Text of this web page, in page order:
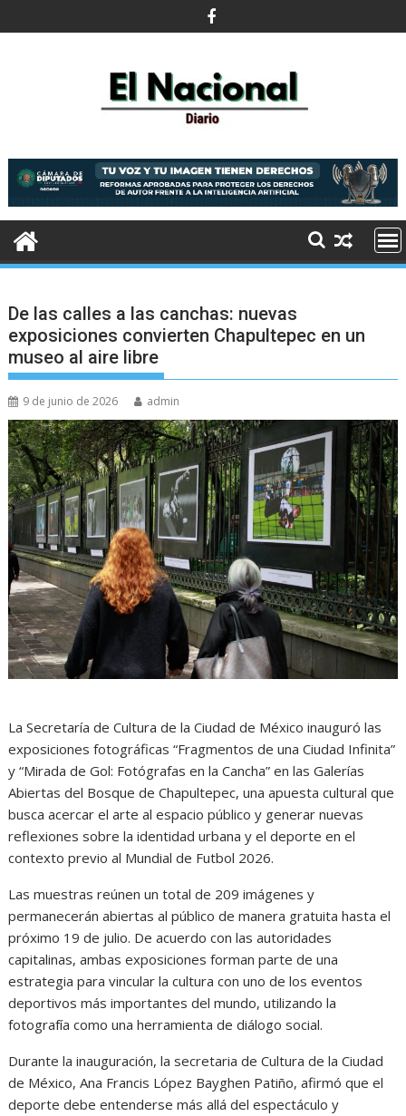
al
De las calles a las canchas: nuevas
exposiciones convierten Chapultepec en un
museo al aire libre
9 de junio de 2026 admin
La Secretaría de Cultura de la Ciudad de México inauguró las
exposiciones fotográficas “Fragmentos de una Ciudad Infinita”
y “Mirada de Gol: Fotógrafas en la Cancha” en las Galerías
Abiertas del Bosque de Chapultepec, una apuesta cultural que
busca acercar el arte al espacio público y generar nuevas
reflexiones sobre la identidad urbana y el deporte en el
contexto previo al Mundial de Futbol 2026.
Las muestras reúnen un total de 209 imágenes y
permanecerán abiertas al público de manera gratuita hasta el
próximo 19 de julio. De acuerdo con las autoridades
capitalinas, ambas exposiciones forman parte de una
estrategia para vincular la cultura con uno de los eventos
deportivos más importantes del mundo, utilizando la
fotografía como una herramienta de diálogo social.
Durante la inauguración, la secretaria de Cultura de la Ciudad
de México, Ana Francis López Bayghen Patiño, afirmó que el
deporte debe entenderse más allá del espectáculo y